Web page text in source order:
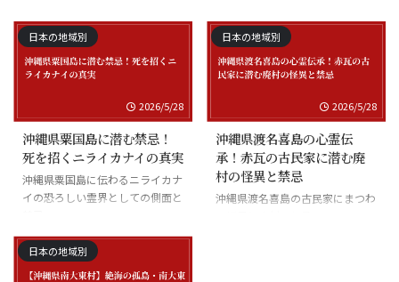
士の怪談
日本の地域別
2026/5/28
沖縄県粟国島に潜む禁忌！
死を招くニライカナイの真実
沖縄県粟国島に伝わるニライカナ
イの恐ろしい霊界としての側面と
日本の地域別
2026/5/28
沖縄県渡名喜島の心霊伝
承！赤瓦の古民家に潜む廃
村の怪異と禁忌
沖縄県渡名喜島の古民家にまつわ
日本の地域別